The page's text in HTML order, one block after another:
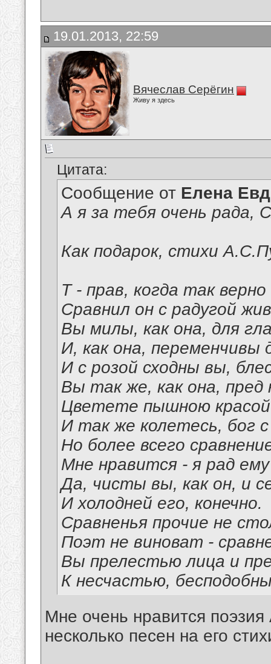
19.01.2013, 22:59
Вячеслав Серёгин
Живу я здесь
Цитата:
Сообщение от Елена
А я за тебя очень рада,
Как подарок, стихи
Т - прав, когда так верно
Сравнил он с радугой
Вы милы, как она, для
И, как она, переменчивы
И с розой сходны вы,
Вы так же, как она, пред
Цветете пышною красой
И так же колетесь, бог
Но более всего
Мне нравится - я рад ему
Да, чисты вы, как он, и
И холодней его, конечно.
Сравненья прочие не
Поэт не виноват -
Вы прелестью лица и
К несчастью,
Мне очень нравится
несколько песен на его